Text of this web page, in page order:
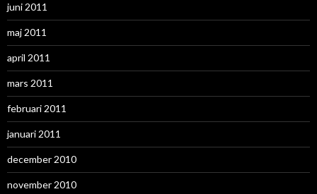
juni 2011
maj 2011
april 2011
mars 2011
februari 2011
januari 2011
december 2010
november 2010